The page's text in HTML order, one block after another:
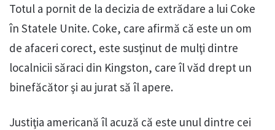
Totul a pornit de la decizia de extrădare a lui Coke
în Statele Unite. Coke, care afirmă că este un om
de afaceri corect, este susţinut de mulţi dintre
localnicii săraci din Kingston, care îl văd drept un
binefăcător şi au jurat să îl apere.
Justiţia americană îl acuză că este unul dintre cei